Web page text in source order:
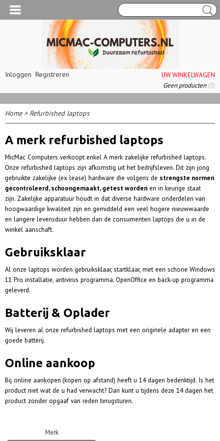
Inloggen Registreren
UW WINKELWAGEN
Geen producten(0)
Home> Refurbished laptops
A merk refurbished laptops
MicMac Computers verkoopt enkel A merk zakelijke refurbished laptops.
Onze refurbished laptops zijn afkomstig uit het bedrijfsleven. Dit zijn jong
gebruikte zakelijke (ex lease) hardware die volgens de strengste normen
gecontroleerd, schoongemaakt, getest worden en in keurige staat
zijn. Zakelijke apparatuur houdt in dat diverse hardware onderdelen van
hoogwaardige kwaliteit zijn en gemiddeld een veel hogere nieuwwaarde
en langere levensduur hebben dan de consumenten laptops die u in de
winkel aanschaft.
Gebruiksklaar
Al onze laptops worden gebruiksklaar, startklaar, met een schone Windows
11 Pro installatie, antivirus programma, OpenOffice en back-up programma
geleverd.
Batterij & Oplader
Wij leveren al onze refurbished laptops met een originele adapter en een
goede batterij.
Online aankoop
Bij online aankopen (kopen op afstand) heeft u 14 dagen bedenktijd. Is het
product niet wat de u had verwacht? Dan kunt u tijdens deze 14 dagen het
product zonder opgaaf van reden terugsturen.
Merk